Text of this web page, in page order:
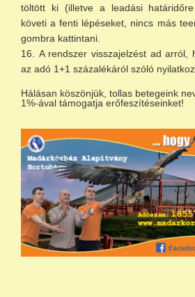
töltött ki (illetve a leadási
követi a fenti lépéseket, nincs más
gombra kattintani.
A rendszer visszajelzést ad arról,
az adó 1+1 százalékáról szóló
Hálásan köszönjük, tollas betegeink
1%-ával támogatja erőfeszítéseinket!